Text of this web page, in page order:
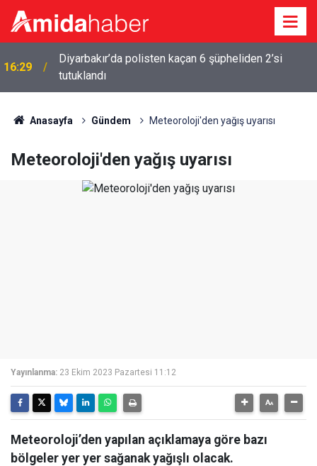
16:29
Diyarbakır’da polisten kaçan 6 şüpheliden 2’si
tutuklandı
Anasayfa Gündem Meteoroloji'den yağış uyarısı
Meteoroloji'den yağış uyarısı
Yayınlanma: 23 Ekim 2023 Pazartesi 11:12
Meteoroloji’den yapılan açıklamaya göre bazı
bölgeler yer yer sağanak yağışlı olacak.